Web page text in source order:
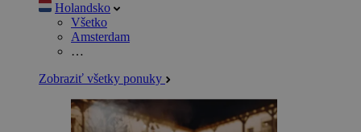
Holandsko
Všetko
Amsterdam
…
Zobraziť všetky ponuky